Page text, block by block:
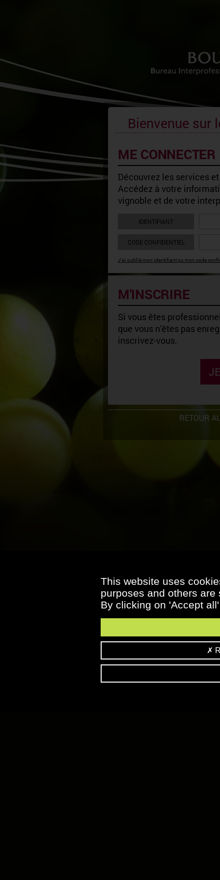
Bienvenue sur
ME CONNECTER
Découvrez les services
Accédez à votre
vignoble et de votre
IDENTIFIANT
CODE CONFIDENTIEL
J'ai oublié mon identifiant ou mon code
M'INSCRIRE
Si vous êtes
que vous n'êtes pas
inscrivez-vous.
RETOUR
This website uses
purposes and others
By clicking on 'Accept